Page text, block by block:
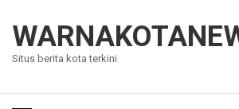
konten
(Tekan
Situs berita kota terkini